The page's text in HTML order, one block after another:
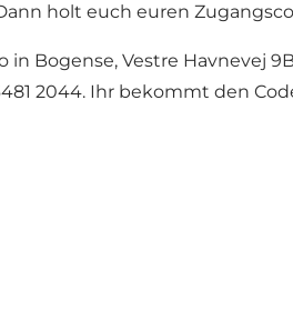
holt euch euren
in Bogense, Vestre Havnevej
2044. Ihr bekommt den